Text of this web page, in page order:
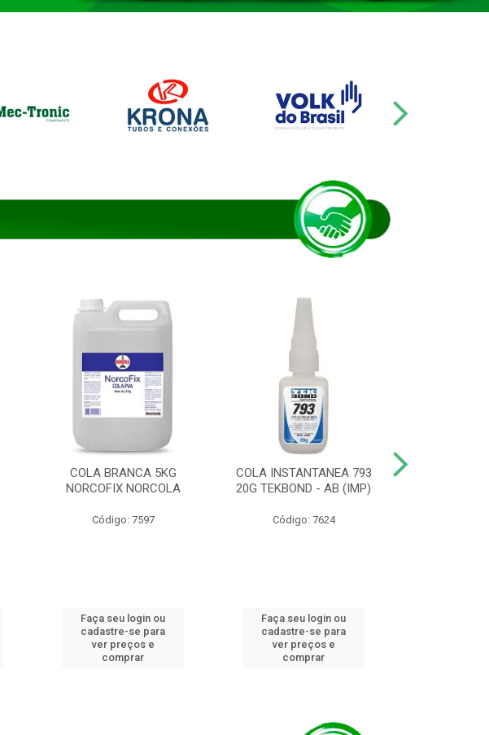
COLA BRANCA 5KG
NORCOFIX NORCOLA
Código: 7597
Faça seu login ou
cadastre-se para
ver preços e
comprar
COLA INSTANTANEA 793
20G TEKBOND - AB (IMP)
Código: 7624
Faça seu login ou
cadastre-se para
ver preços e
comprar